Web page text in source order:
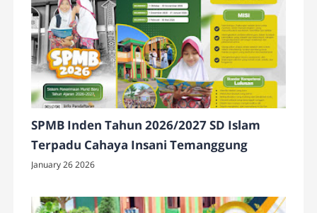
SPMB Inden Tahun 2026/2027 SD Islam
Terpadu Cahaya Insani Temanggung
January 26 2026